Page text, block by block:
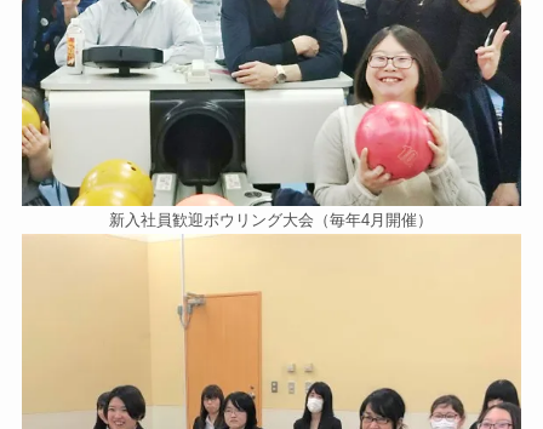
新入社員歓迎ボウリング大会（毎年4月開催）